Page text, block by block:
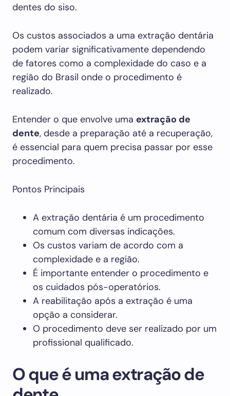
dentes do siso.
Os custos associados a uma extração dentária
podem variar significativamente dependendo
de fatores como a complexidade do caso e a
região do Brasil onde o procedimento é
realizado.
Entender o que envolve uma extração de
dente, desde a preparação até a recuperação,
é essencial para quem precisa passar por esse
procedimento.
Pontos Principais
A extração dentária é um procedimento
comum com diversas indicações.
Os custos variam de acordo com a
complexidade e a região.
É importante entender o procedimento e
os cuidados pós-operatórios.
A reabilitação após a extração é uma
opção a considerar.
O procedimento deve ser realizado por um
profissional qualificado.
O que é uma extração de